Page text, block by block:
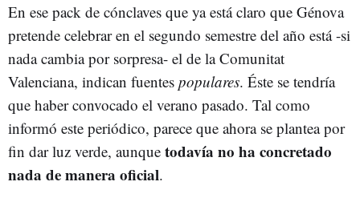
En ese pack de cónclaves que ya está claro que Génova
pretende celebrar en el segundo semestre del año está -si
nada cambia por sorpresa- el de la Comunitat
Valenciana, indican fuentes populares. Éste se tendría
que haber convocado el verano pasado. Tal como
informó este periódico, parece que ahora se plantea por
fin dar luz verde, aunque todavía no ha concretado
nada de manera oficial.